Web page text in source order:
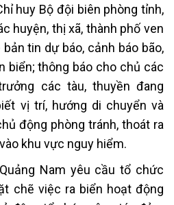
huy Bộ đội biên phòng tỉnh,
huyện, thị xã, thành phố ven
tin dự báo, cảnh báo bão,
biển; thông báo cho chủ các
các tàu, thuyền đang
vị trí, hướng di chuyển và
động phòng tránh, thoát ra
khu vực nguy hiểm.
Nam yêu cầu tổ chức
chẽ việc ra biển hoạt động